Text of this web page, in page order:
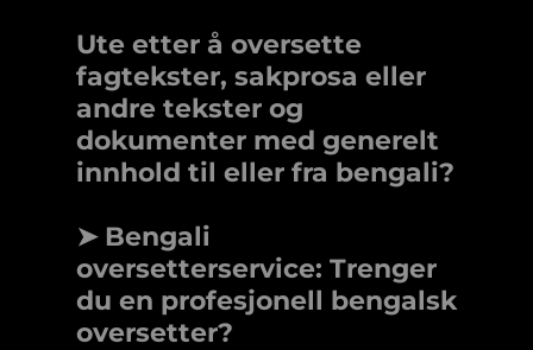
Ute etter å oversette
fagtekster, sakprosa eller
andre tekster og
dokumenter med generelt
innhold til eller fra bengali?
➤ Bengali
oversetterservice: Trenger
du en profesjonell bengalsk
oversetter?